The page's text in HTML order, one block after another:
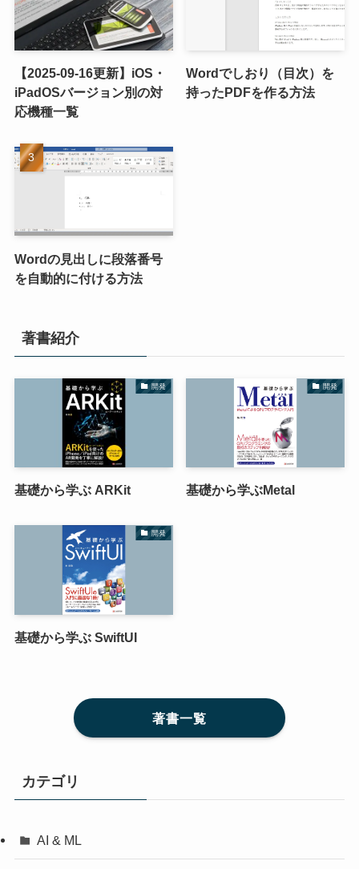
【2025-09-16更新】iOS・
iPadOSバージョン別の対
応機種一覧
Wordでしおり（目次）を
持ったPDFを作る方法
Wordの見出しに段落番号
を自動的に付ける方法
著書紹介
開発
基礎から学ぶ ARKit
開発
基礎から学ぶMetal
開発
基礎から学ぶ SwiftUI
著書一覧
カテゴリ
AI & ML